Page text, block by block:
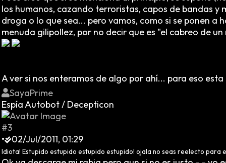
los humanos, cazando terroristas, capos de bandas
droga o lo que sea... pero vamos, como si se ponen a
menuda gilipollez, por no decir que es "el cabreo de
A ver si nos enteramos de algo por ahí... para eso
SayaPrime
Espía Autobot / Decepticon
#3
•
02/Jul/2011, 01:29
Idiota! Estupido estupido estupido estupido! ojala no seas reelecto para